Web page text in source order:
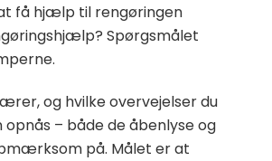
få hjælp til rengøringen
Spørgsmålet
og hvilke overvejelser du
– både de åbenlyse og
på. Målet er at